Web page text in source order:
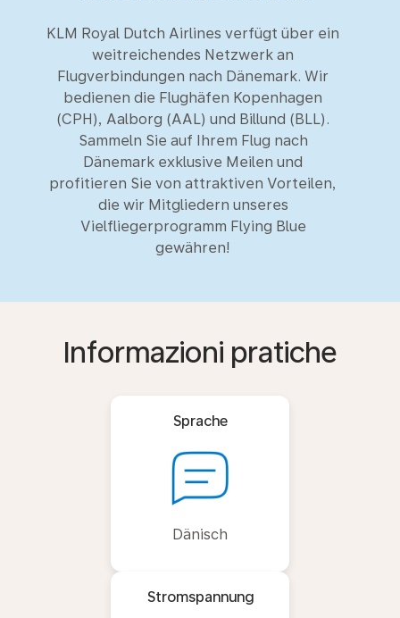
KLM Royal Dutch Airlines verfügt über ein
weitreichendes Netzwerk an
Flugverbindungen nach Dänemark. Wir
bedienen die Flughäfen Kopenhagen
(CPH), Aalborg (AAL) und Billund (BLL).
Sammeln Sie auf Ihrem Flug nach
Dänemark exklusive Meilen und
profitieren Sie von attraktiven Vorteilen,
die wir Mitgliedern unseres
Vielfliegerprogramm Flying Blue
gewähren!
Informazioni pratiche
Sprache
Dänisch
Stromspannung